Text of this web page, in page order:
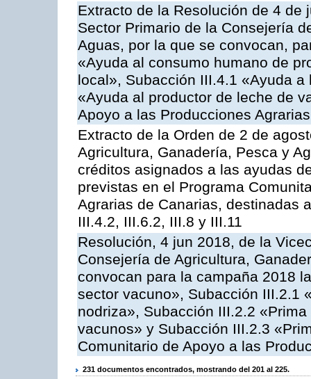
Extracto de la Resolución de 4
Sector Primario de la Consejería
Aguas, por la que se convocan,
«Ayuda al consumo humano de
local», Subacción III.4.1 «Ayuda
«Ayuda al productor de leche de
Apoyo a las Producciones
Extracto de la Orden de 2 de
Agricultura, Ganadería, Pesca y
créditos asignados a las ayudas
previstas en el Programa
Agrarias de Canarias, destinadas
III.4.2, III.6.2, III.8 y III.11
Resolución, 4 jun 2018, de la
Consejería de Agricultura,
convocan para la campaña 2018
sector vacuno», Subacción III.2.1
nodriza», Subacción III.2.2
vacunos» y Subacción III.2.3
Comunitario de Apoyo a las
231 documentos encontrados, mostrando del 201 al 225.